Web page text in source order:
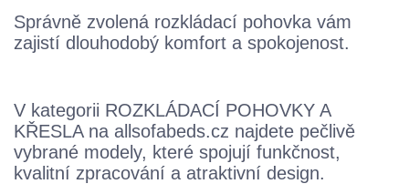
Správně zvolená rozkládací pohovka vám
zajistí dlouhodobý komfort a spokojenost.
V kategorii ROZKLÁDACÍ POHOVKY A
KŘESLA na allsofabeds.cz najdete pečlivě
vybrané modely, které spojují funkčnost,
kvalitní zpracování a atraktivní design.